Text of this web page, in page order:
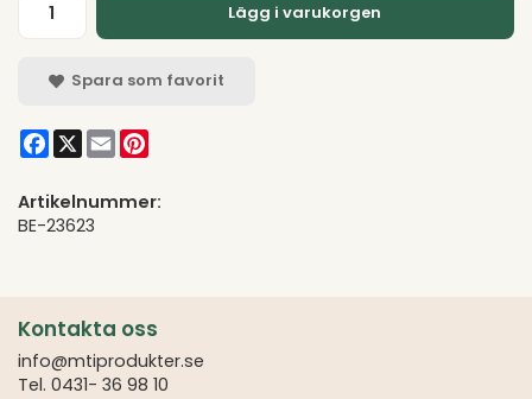
Lägg i varukorgen
Spara som favorit
Facebook
X Email
Artikelnummer:
BE-23623
Kontakta oss
info@mtiprodukter.se
Tel. 0431- 36 98 10